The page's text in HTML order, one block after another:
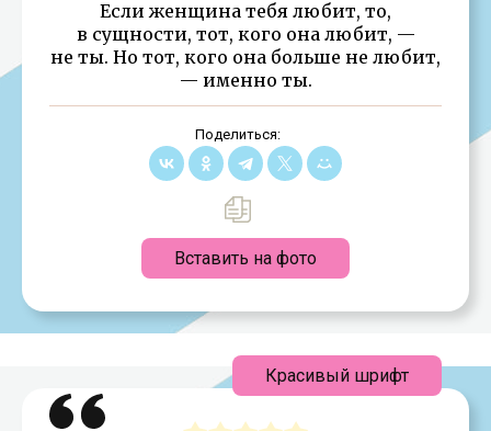
Если женщина тебя любит, то,
в сущности, тот, кого она любит, —
не ты. Но тот, кого она больше не любит,
— именно ты.
Поделиться:
Вставить на фото
Красивый шрифт